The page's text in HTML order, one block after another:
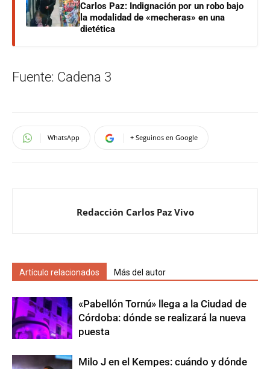
Carlos Paz: Indignación por un robo bajo
la modalidad de «mecheras» en una
dietética
Fuente: Cadena 3
WhatsApp + Seguinos en Google
Redacción Carlos Paz Vivo
Artículo relacionados Más del autor
«Pabellón Tornú» llega a la Ciudad de
Córdoba: dónde se realizará la nueva
puesta
Milo J en el Kempes: cuándo y dónde